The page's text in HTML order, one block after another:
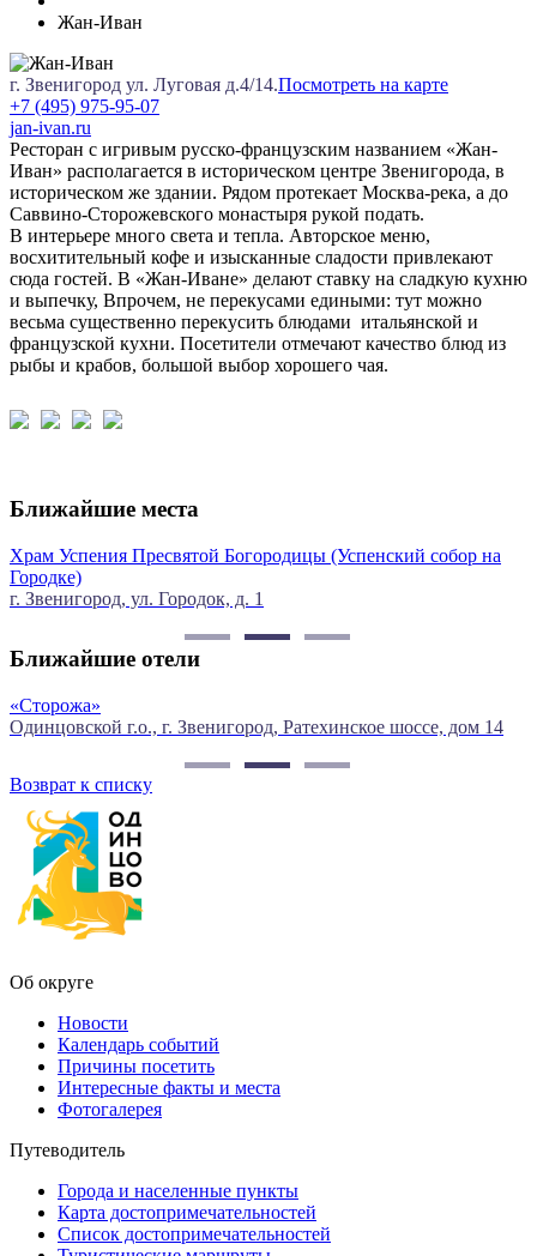
Жан-Иван
г. Звенигород ул. Луговая д.4/14.Посмотреть на карте
+7 (495) 975-95-07
jan-ivan.ru
Ресторан с игривым русско-французским названием «Жан-
Иван» располагается в историческом центре Звенигорода, в
историческом же здании. Рядом протекает Москва-река, а до
Саввино-Сторожевского монастыря рукой подать.
В интерьере много света и тепла. Авторское меню,
восхитительный кофе и изысканные сладости привлекают
сюда гостей. В «Жан-Иване» делают ставку на сладкую кухню
и выпечку, Впрочем, не перекусами едиными: тут можно
весьма существенно перекусить блюдами итальянской и
французской кухни. Посетители отмечают качество блюд из
рыбы и крабов, большой выбор хорошего чая.
Ближайшие места
(Успенский собор на
д. 1
Историческая застройка
Ближайшие отели
Ратехинское шоссе, дом 14
Одинцовский го, г
Возврат к списку
Об округе
Новости
Календарь событий
Причины посетить
Интересные факты и места
Фотогалерея
Путеводитель
Города и населенные пункты
Карта достопримечательностей
Список достопримечательностей